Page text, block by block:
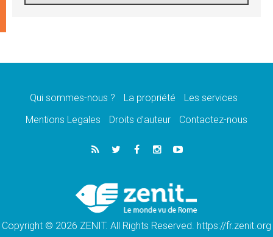
Léon XIV au sanctuaire de Notre Dame du
08.08.2026
08.08.2026
catholiques
Au Bangladesh, l'Église accompagne les
Dalits sur le chemin de la dignité
Philippines: le vicariat apostolique de
Calapan devient un diocèse
Qui sommes-nous ? La propriété
Les services
Mentions Legales
Droits d’auteur Contactez-nous
Copyright © 2026 ZENIT. All Rights Reserved. https://fr.zenit.org